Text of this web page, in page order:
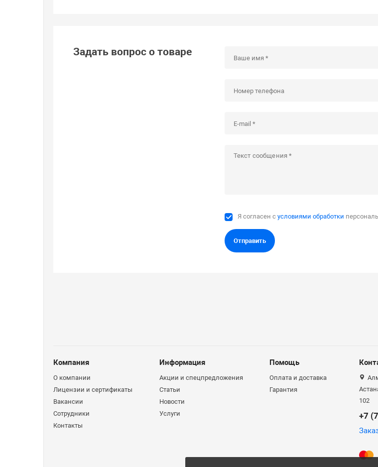
Задать вопрос о товаре
Я согласен с условиями обработки
Отправить
Компания
О компании
Лицензии и сертификаты
Вакансии
Сотрудники
Контакты
Информация
Акции и спецпредложения
Статьи
Новости
Услуги
Помощь
Оплата и доставка
Гарантия
102
+7